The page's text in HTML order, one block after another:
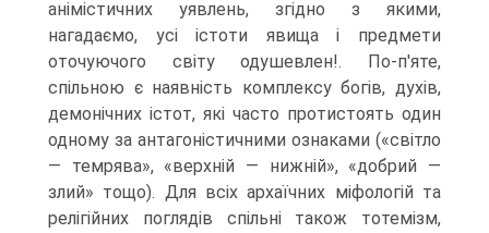
анімістичних уявлень, згідно з якими,
нагадаємо, усі істоти явища і предмети
оточуючого світу одушевлен!. По-п'яте,
спільною є наявність комплексу богів, духів,
демо­нічних істот, які часто протистоять один
одному за антагоністичними ознака­ми («світло
— темрява», «верхній — нижній», «добрий —
злий» тощо). Для всіх архаїчних міфологій та
релігійних поглядів спільні також тотемізм,